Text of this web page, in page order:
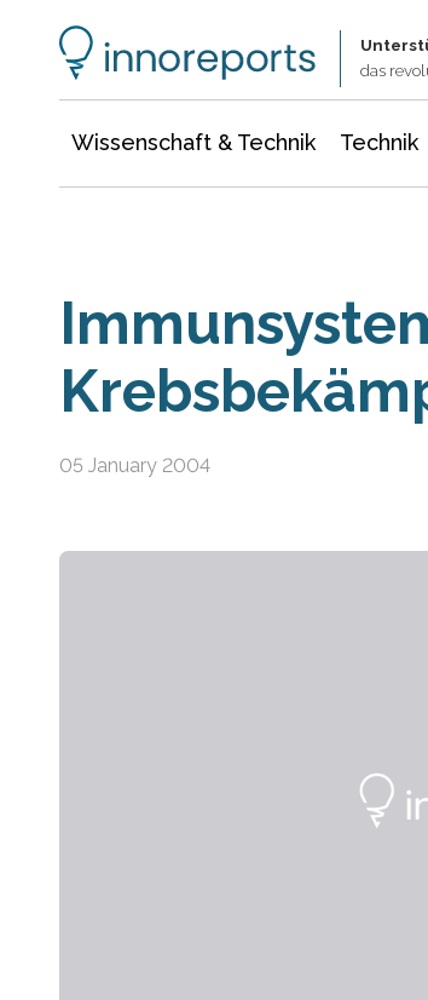
das
Wissenschaft & Technik Technik
05 January 2004